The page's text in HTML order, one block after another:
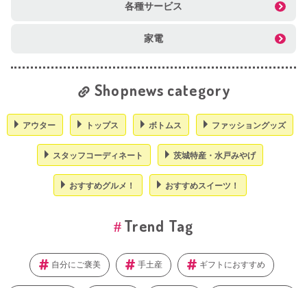
各種サービス
家電
Shopnews category
アウター トップス ボトムス ファッショングッズ
スタッフコーディネート 茨城特産・水戸みやげ
おすすめグルメ！ おすすめスイーツ！
Trend Tag
自分にご褒美 手土産 ギフトにおすすめ